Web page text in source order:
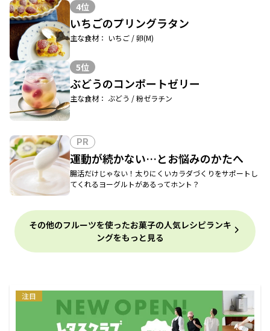
4位
いちごのプリングラタン
主な食材： いちご / 卵(M)
5位
ぶどうのコンポートゼリー
主な食材： ぶどう / 粉ゼラチン
PR
運動が続かない…とお悩みのかたへ
腸活だけじゃない！太りにくいカラダづくりをサポートし
てくれるヨーグルトがあるってホント？
その他のフルーツを使ったお菓子の人気レシピランキ
ングをもっと見る
注目